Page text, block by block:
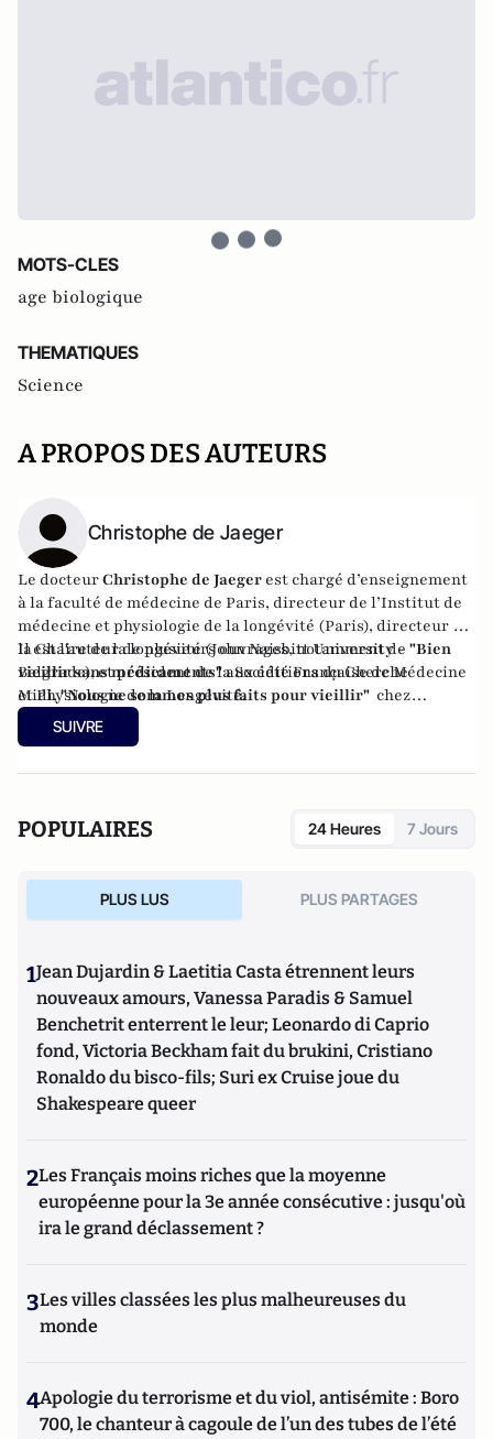
MOTS-CLES
age biologique
THEMATIQUES
Science
A PROPOS DES AUTEURS
Christophe de Jaeger
Le docteurChristophe de Jaeger est chargé d’enseignement
à la faculté de médecine de Paris, directeur de l’Institut de
médecine et physiologie de la longévité (Paris), directeur de
la Chaire de la longévité (John Naisbitt University –
Belgrade), et président de la Société Française de Médecine
et Physiologie de la Longévité.
Il est l'auteur de plusieurs ouvrages, notamment de"Bien
vieillir sans médicaments"aux éditions du Cherche
Midi,"Nous ne sommes plus faits pour vieillir" chez
Grasset, et "Longue vie"
SUIVRE
POPULAIRES 24 Heures 7 Jours
PLUS LUS PLUS PARTAGES
1Jean Dujardin & Laetitia Casta étrennent leurs
nouveaux amours, Vanessa Paradis & Samuel
Benchetrit enterrent le leur; Leonardo di Caprio
fond, Victoria Beckham fait du brukini, Cristiano
Ronaldo du bisco-fils; Suri ex Cruise joue du
Shakespeare queer
2Les Français moins riches que la moyenne
européenne pour la 3e année consécutive : jusqu'où
ira le grand déclassement ?
3Les villes classées les plus malheureuses du
monde
4Apologie du terrorisme et du viol, antisémite : Boro
700, le chanteur à cagoule de l’un des tubes de l’été